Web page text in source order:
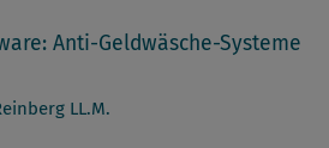
Anti-Geldwäsche-Systeme
LL.M.